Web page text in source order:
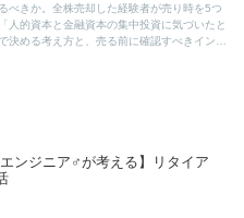
べきか。全株売却した経験者が売り時を5つ
人的資本と金融資本の集中投資に気づいたと
決める考え方と、売る前に確認すべきインサ
エンジニア♂が考える】リタイア